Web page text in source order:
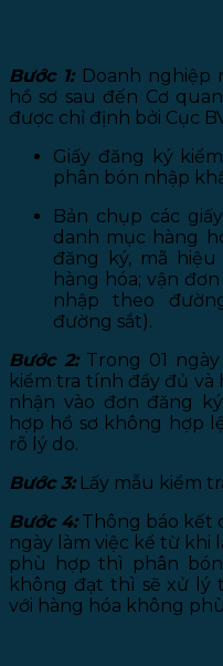
Bước 1:Doanh nghiệp
hồ sơ sau đến Cơ
được chỉ định bởi Cục
Giấy đăng ký
phân bón nhập
Bản chụp các
danh mục hàng
đăng ký, mã
hàng hóa; vận
nhập theo
đường sắt).
Bước 2:Trong 01
kiểm tra tính đầy đủ và
nhận vào đơn đăng
hợp hồ sơ không hợp
rõ lý do.
Bước 3:Lấy mẫu kiểm
Bước 4:Thông báo kết
ngày làm việc kể từ khi
phù hợp thì phân
không đạt thì sẽ xử lý
với hàng hóa không